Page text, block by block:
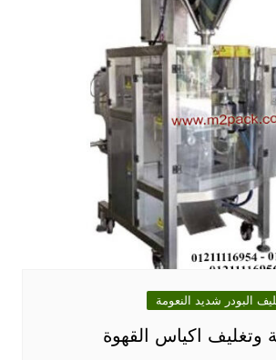
البودر شديد النعومة
وتغليف اكياس القهوة